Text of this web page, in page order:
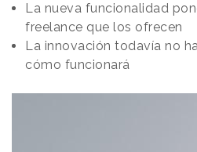
La nueva funcionalidad
freelance que los ofrecen
La innovación todavía no
cómo funcionará